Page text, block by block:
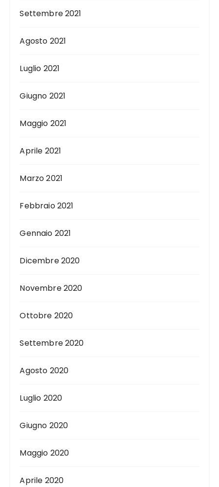
Settembre 2021
Agosto 2021
Luglio 2021
Giugno 2021
Maggio 2021
Aprile 2021
Marzo 2021
Febbraio 2021
Gennaio 2021
Dicembre 2020
Novembre 2020
Ottobre 2020
Settembre 2020
Agosto 2020
Luglio 2020
Giugno 2020
Maggio 2020
Aprile 2020